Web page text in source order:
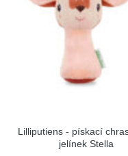
Lilliputiens - pískací
jelínek Stella